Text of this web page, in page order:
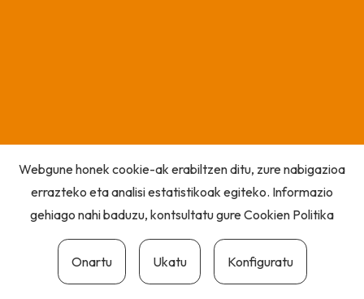
Webgune honek cookie-ak erabiltzen ditu, zure nabigazioa
errazteko eta analisi estatistikoak egiteko. Informazio
gehiago nahi baduzu, kontsultatu gureCookien Politika
Onartu Ukatu Konfiguratu